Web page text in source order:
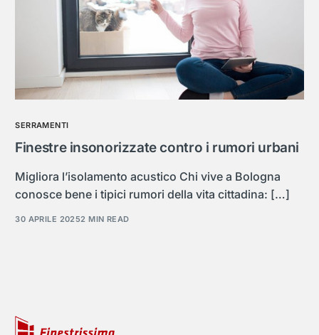
SERRAMENTI
Finestre insonorizzate contro i rumori urbani
Migliora l’isolamento acustico Chi vive a Bologna
conosce bene i tipici rumori della vita cittadina: […]
30 APRILE 20252 MIN READ